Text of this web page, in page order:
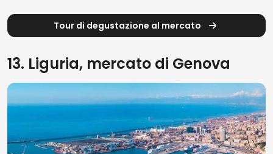
Tour di degustazione al mercato
13. Liguria, mercato di Genova